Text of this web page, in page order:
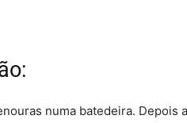
numa batedeira. Depois